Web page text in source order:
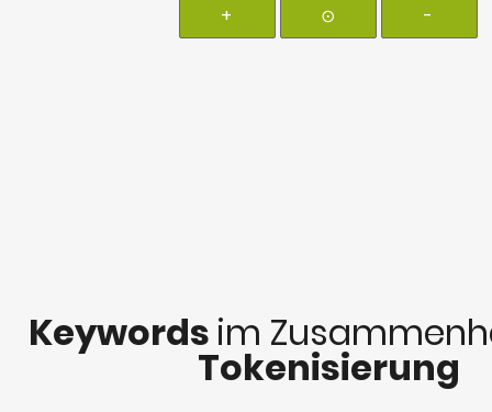
+ ⊙ -
Keywords im
Tokenisierung